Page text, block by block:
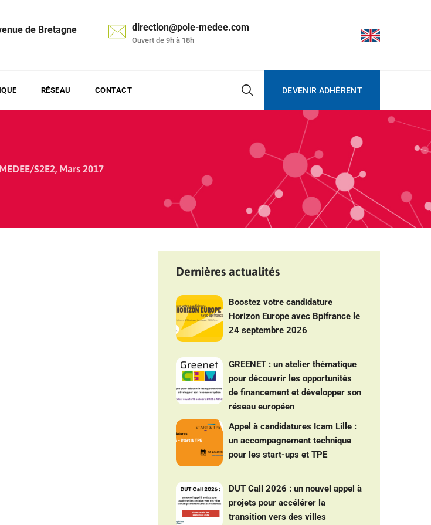
de Bretagne
direction@pole-medee.com
Ouvert de 9h à 18h
RÉSEAU CONTACT DEVENIR ADHÉRENT
S2E2, Mars 2017
Dernières actualités
Boostez votre candidature
Horizon Europe avec Bpifrance le
24 septembre 2026
GREENET : un atelier thématique
pour découvrir les opportunités
de financement et développer son
réseau européen
Appel à candidatures Icam Lille :
un accompagnement technique
pour les start-ups et TPE
DUT Call 2026 : un nouvel appel à
projets pour accélérer la
transition vers des villes